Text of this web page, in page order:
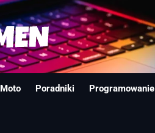
Moto Poradniki Programowanie